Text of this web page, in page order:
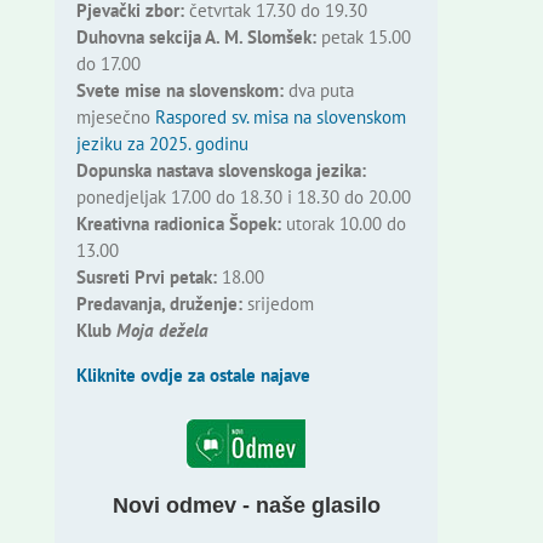
Pjevački zbor:četvrtak 17.30 do 19.30
Duhovna sekcija A. M. Slomšek:petak 15.00
do 17.00
Svete mise na slovenskom:dva puta
mjesečno Raspored sv. misa na slovenskom
jeziku za 2025. godinu
Dopunska nastava slovenskoga jezika:
ponedjeljak 17.00 do 18.30 i 18.30 do 20.00
Kreativna radionica Šopek:utorak 10.00 do
13.00
Susreti Prvi petak:18.00
Predavanja, druženje:srijedom
Klub Moja dežela
Kliknite ovdje za ostale najave
Novi odmev - naše glasilo